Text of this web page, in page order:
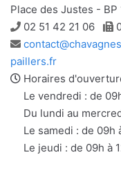
Place des Justes -
Téléphone
02 51 42 21 06
Adresse
e-
mail
paillers.fr
Horaires
Le vendredi : de
Du lundi au
Le samedi : de 09h
Le jeudi : de 09h à